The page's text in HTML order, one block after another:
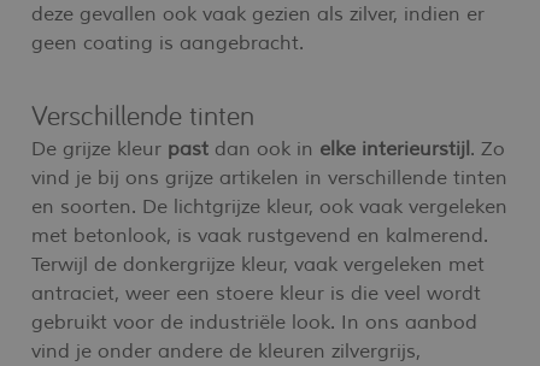
deze gevallen ook vaak gezien als zilver, indien er
geen coating is aangebracht.
Verschillende tinten
De grijze kleur past dan ook in elke interieurstijl. Zo
vind je bij ons grijze artikelen in verschillende tinten
en soorten. De lichtgrijze kleur, ook vaak vergeleken
met betonlook, is vaak rustgevend en kalmerend.
Terwijl de donkergrijze kleur, vaak vergeleken met
antraciet, weer een stoere kleur is die veel wordt
gebruikt voor de industriële look. In ons aanbod
vind je onder andere de kleuren zilvergrijs,